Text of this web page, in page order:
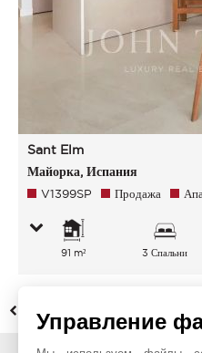
Sant Elm
Майорка, Испания
V1399SP Продажа
91 m² 3 Спальни
НАЗАД
Управление